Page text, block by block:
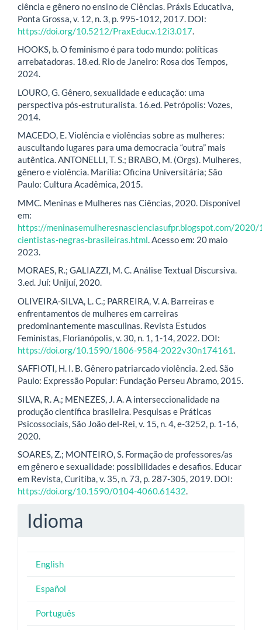
ciência e gênero no ensino de Ciências. Práxis Educativa,
Ponta Grossa, v. 12, n. 3, p. 995-1012, 2017. DOI:
https://doi.org/10.5212/PraxEduc.v.12i3.017
HOOKS, b. O feminismo é para todo mundo: políticas
arrebatadoras. 18.ed. Rio de Janeiro: Rosa dos Tempos,
2024.
LOURO, G. Gênero, sexualidade e educação: uma
perspectiva pós-estruturalista. 16.ed. Petrópolis: Vozes,
2014.
MACEDO, E. Violência e violências sobre as mulheres:
auscultando lugares para uma democracia “outra” mais
autêntica. ANTONELLI, T. S.; BRABO, M. (Orgs). Mulheres,
gênero e violência. Marília: Oficina Universitária; São
Paulo: Cultura Acadêmica, 2015.
MMC. Meninas e Mulheres nas Ciências, 2020. Disponível
em:
https://meninasemulheresnascienciasufpr.blogspot.com/
cientistas-negras-brasileiras.html . Acesso em: 20 maio
2023.
MORAES, R.; GALIAZZI, M. C. Análise Textual Discursiva.
3.ed. Juí: Unijuí, 2020.
OLIVEIRA-SILVA, L. C.; PARREIRA, V. A. Barreiras e
enfrentamentos de mulheres em carreiras
predominantemente masculinas. Revista Estudos
Feministas, Florianópolis, v. 30, n. 1, 1-14, 2022. DOI:
https://doi.org/10.1590/1806-9584-2022v30n174161
SAFFIOTI, H. I. B. Gênero patriarcado violência. 2.ed. São
Paulo: Expressão Popular: Fundação Perseu Abramo, 2015.
SILVA, R. A.; MENEZES, J. A. A interseccionalidade na
produção científica brasileira. Pesquisas e Práticas
Psicossociais, São João del-Rei, v. 15, n. 4, e-3252, p. 1-16,
2020.
SOARES, Z.; MONTEIRO, S. Formação de professores/as
em gênero e sexualidade: possibilidades e desafios. Educar
em Revista, Curitiba, v. 35, n. 73, p. 287-305, 2019. DOI:
https://doi.org/10.1590/0104-4060.61432.
Idioma
English
Español
Português